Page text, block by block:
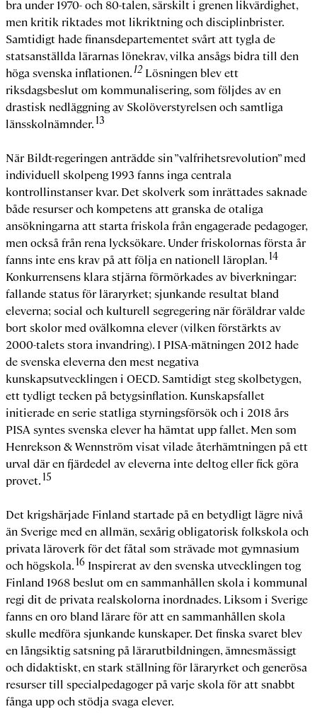
bra under 1970- och 80-talen, särskilt i grenen likvärdighet,
men kritik riktades mot likriktning och disciplinbrister.
Samtidigt hade finansdepartementet svårt att tygla de
statsanställda lärarnas lönekrav, vilka ansågs bidra till den
höga svenska inflationen.12 Lösningen blev ett
riksdagsbeslut om kommunalisering, som följdes av en
drastisk nedläggning av Skolöverstyrelsen och samtliga
länsskolnämnder. 13
När Bildt-regeringen anträdde sin ”valfrihetsrevolution” med
individuell skolpeng 1993 fanns inga centrala
kontrollinstanser kvar. Det skolverk som inrättades saknade
både resurser och kompetens att granska de otaliga
ansökningarna att starta friskola från engagerade pedagoger,
men också från rena lycksökare. Under friskolornas första år
fanns inte ens krav på att följa en nationell läroplan. 14
Konkurrensens klara stjärna förmörkades av biverkningar:
fallande status för läraryrket; sjunkande resultat bland
eleverna; social och kulturell segregering när föräldrar valde
bort skolor med ovälkomna elever (vilken förstärkts av
2000-talets stora invandring). I PISA-mätningen 2012 hade
de svenska eleverna den mest negativa
kunskapsutvecklingen i OECD. Samtidigt steg skolbetygen,
ett tydligt tecken på betygsinflation. Kunskapsfallet
initierade en serie statliga styrningsförsök och i 2018 års
PISA syntes svenska elever ha hämtat upp fallet. Men som
Henrekson & Wennström visat vilade återhämtningen på ett
urval där en fjärdedel av eleverna inte deltog eller fick göra
provet. 15
Det krigshärjade Finland startade på en betydligt lägre nivå
än Sverige med en allmän, sexårig obligatorisk folkskola och
privata läroverk för det fåtal som strävade mot gymnasium
och högskola. 16 Inspirerat av den svenska utvecklingen tog
Finland 1968 beslut om en sammanhållen skola i kommunal
regi dit de privata realskolorna inordnades. Liksom i Sverige
fanns en oro bland lärare för att en sammanhållen skola
skulle medföra sjunkande kunskaper. Det finska svaret blev
en långsiktig satsning på lärarutbildningen, ämnesmässigt
och didaktiskt, en stark ställning för läraryrket och generösa
resurser till specialpedagoger på varje skola för att snabbt
fånga upp och stödja svaga elever.